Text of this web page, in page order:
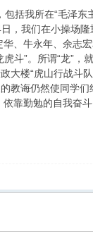
括我所在“毛泽东
，我们在小操场
、牛永年、余志
斗”。所谓“龙”
大楼“虎山行战斗
教诲仍然使同学
靠勤勉的自我奋